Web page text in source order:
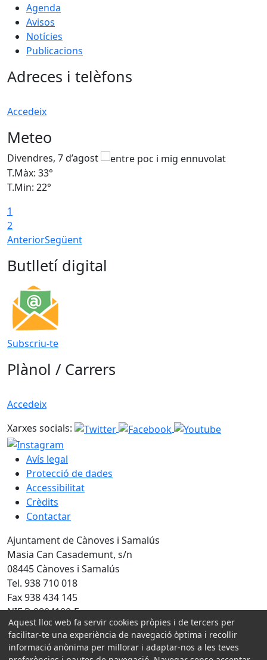
Agenda
Avisos
Notícies
Publicacions
Adreces i telèfons
Accedeix
Meteo
Divendres, 7 d’agost
T.Màx: 33°
T.Min: 22°
1
2
AnteriorSegüent
Butlletí digital
Subscriu-te
Plànol / Carrers
Accedeix
Xarxes socials:
Avís legal
Protecció de dades
Accessibilitat
Crèdits
Contactar
Ajuntament de Cànoves i Samalús
Masia Can Casademunt, s/n
08445 Cànoves i Samalús
Tel. 938 710 018
Fax 938 434 145
NIF P-0804100-F
Amb la col·laboració de:
Aquest lloc web fa servir cookies pròpies i de tercers per
facilitar-te una experiència de navegació òptima i recollir
informació anònima per millorar i adaptar-nos a les teves